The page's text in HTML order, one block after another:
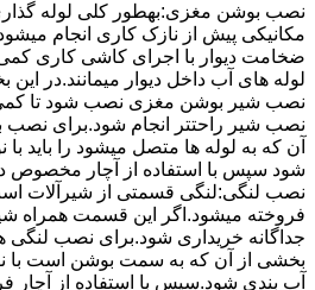
نصب بوشن مغزی:بهطور کلی لوله
مکانیکی پیش از نازک کاری انجام
ضخامت دیوار با اجرای کاشی کاری کمی
لوله های آب داخل دیوار میمانند.در
نصب شیر بوشن مغزی نصب شود تا کمی
نصب شیر راحتتر انجام شود.برای
آن که به لوله ها متصل میشود را باید با
شود سپس با استفاده از آچار مخصوص
نصب لنگی:لنگی قسمتی از شیرآلات
فروخته میشود.اگر این قسمت همراه
جداگانه خریداری شود.برای نصب لنگی
بخشی از آن که به سمت بوشن است با
آب بندی شود.سپس با استفاده از آچار